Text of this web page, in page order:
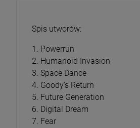
Spis utworów:
1. Powerrun
2. Humanoid Invasion
3. Space Dance
4. Goody's Return
5. Future Generation
6. Digital Dream
7. Fear